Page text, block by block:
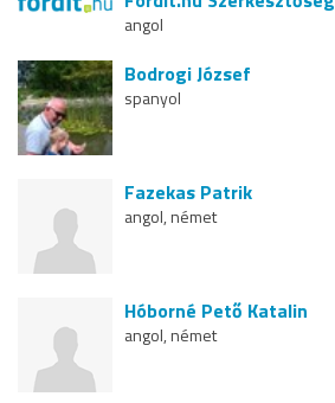
angol
Bodrogi József
spanyol
Fazekas Patrik
angol, német
Hóborné Pető Katalin
angol, német